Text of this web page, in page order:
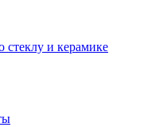
стеклу и керамике